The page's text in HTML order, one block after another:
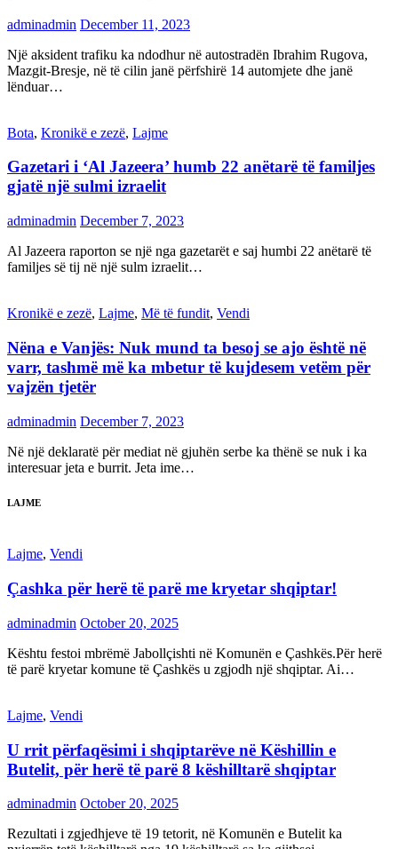
adminadmin December 11, 2023
Një aksident trafiku ka ndodhur në autostradën Ibrahim Rugova,
Mazgit-Bresje, në të cilin janë përfshirë 14 automjete dhe janë
lënduar…
Bota, Kronikë e zezë, Lajme
Gazetari i ‘Al Jazeera’ humb 22 anëtarë të familjes
gjatë një sulmi izraelit
adminadmin December 7, 2023
Al Jazeera raporton se një nga gazetarët e saj humbi 22 anëtarë të
familjes së tij në një sulm izraelit…
Kronikë e zezë, Lajme, Më të fundit, Vendi
Nëna e Vanjës: Nuk mund ta besoj se ajo është në
varr, tashmë më ka mbetur të kujdesem vetëm për
vajzën tjetër
adminadmin December 7, 2023
Në një deklaratë për mediat në gjuhën serbe ka thënë se nuk i ka
interesuar jeta e burrit. Jeta ime…
LAJME
Lajme, Vendi
Çashka për herë të parë me kryetar shqiptar!
adminadmin October 20, 2025
Kështu festoi mbrëmë Jabollçishti në Komunën e Çashkës.Për herë
të parë kryetar komune të Çashkës u zgjodh një shqiptar. Ai…
Lajme, Vendi
U rrit përfaqësimi i shqiptarëve në Këshillin e
Butelit, për herë të parë 8 këshilltarë shqiptar
adminadmin October 20, 2025
Rezultati i zgjedhjeve të 19 tetorit, në Komunën e Butelit ka